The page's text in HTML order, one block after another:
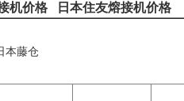
机价格 日本住友熔接机价格
本藤仓